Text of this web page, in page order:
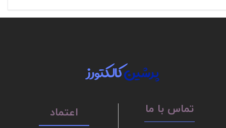
پرشینکالکتورز
تماس با ما اعتماد